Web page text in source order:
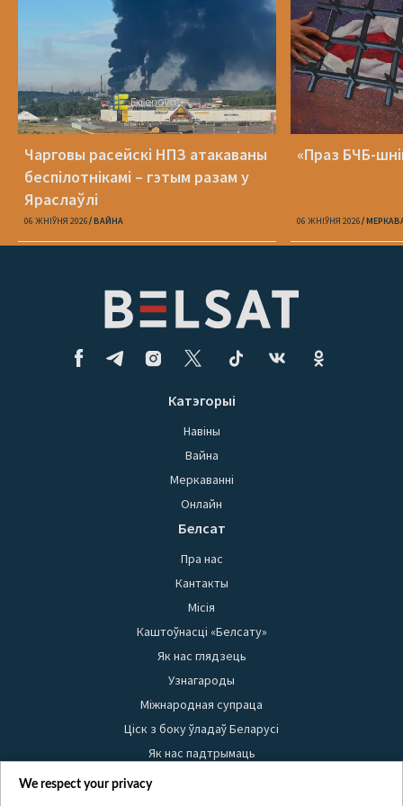
Чарговы расейскі НПЗ атакаваны
беспілотнікамі – гэтым разам у
Яраслаўлі
06 ЖНІЎНЯ 2026 ВАЙНА
«Праз БЧБ-
06 ЖНІЎНЯ 2026
Катэгорыі
Навіны
Вайна
Меркаванні
Онлайн
Белсат
Пра нас
Кантакты
Місія
Каштоўнасці «Белсату»
Як нас глядзець
Узнагароды
Міжнародная супраца
Ціск з боку ўладаў Беларусі
Як нас падтрымаць
Правілы выкарыстання матэрыялаў
We respect your privacy